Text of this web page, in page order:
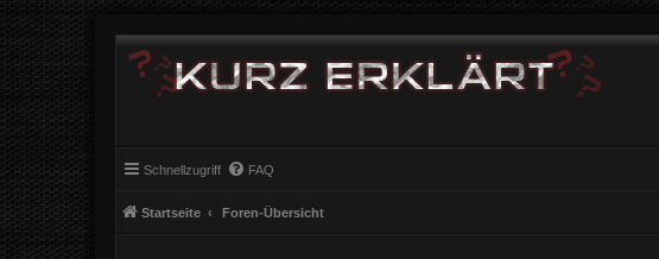
Schnellzugriff FAQ
Startseite Foren-Übersicht